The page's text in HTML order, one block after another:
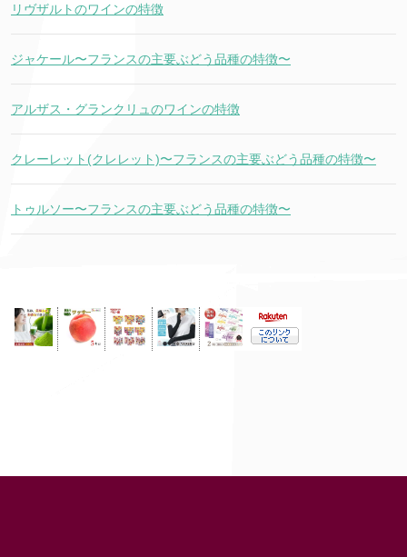
リヴザルトのワインの特徴
ジャケール〜フランスの主要ぶどう品種の特徴〜
アルザス・グランクリュのワインの特徴
クレーレット(クレレット)〜フランスの主要ぶどう品種の特徴〜
トゥルソー〜フランスの主要ぶどう品種の特徴〜